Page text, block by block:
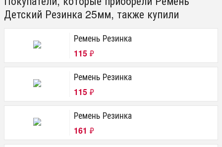
Детский Резинка 25мм, также купили
Ремень Резинка
115 ₽
Ремень Резинка
115 ₽
Ремень Резинка
161 ₽